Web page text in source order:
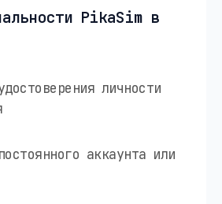
PikaSim в
личности
аккаунта или